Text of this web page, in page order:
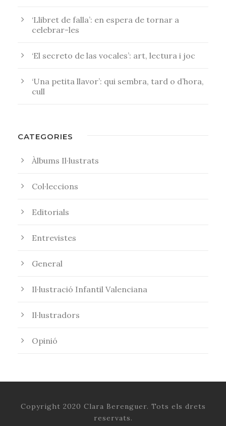
‘Llibret de falla’: en espera de tornar a
celebrar-les
‘El secreto de las vocales’: art, lectura i joc
‘Una petita llavor’: qui sembra, tard o d’hora,
cull
CATEGORIES
Àlbums Il·lustrats
Col·leccions
Editorials
Entrevistes
General
Il·lustració Infantil Valenciana
Il·lustradors
Opinió
Copyright 2020 Clara Berenguer. Tots els drets
reservats.